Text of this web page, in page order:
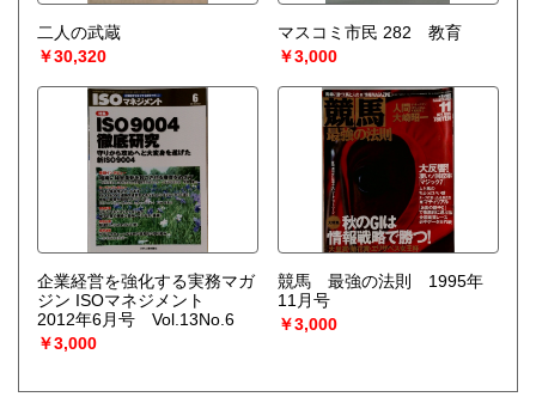
二人の武蔵
￥30,320
マスコミ市民 282 教育
￥3,000
企業経営を強化する実務マガ
ジン ISOマネジメント
2012年6月号 Vol.13No.6
￥3,000
競馬 最強の法則 1995年
11月号
￥3,000